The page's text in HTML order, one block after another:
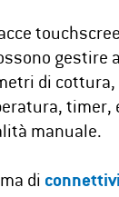
gestire
di
timer,
manuale.
di